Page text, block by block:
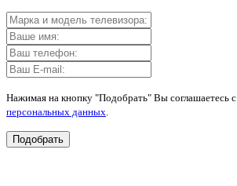
Нажимая на кнопку "Подобрать" Вы соглашаетесь с
персональных данных.
Подобрать